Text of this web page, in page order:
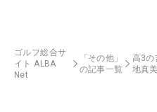
ゴルフ総合サ
イト ALBA
Net
「その他」
の記事一覧
高3
地真